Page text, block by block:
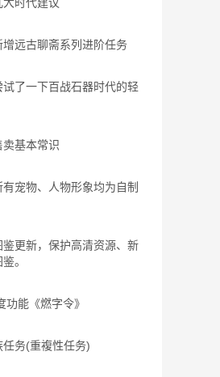
远古聊斋系列进阶任务
了一下百战石器时代的轻
基本常识
宠物、人物形象均为自制
更新，保护高清资源、新
。
能《燃字令》
务(重複性任务)